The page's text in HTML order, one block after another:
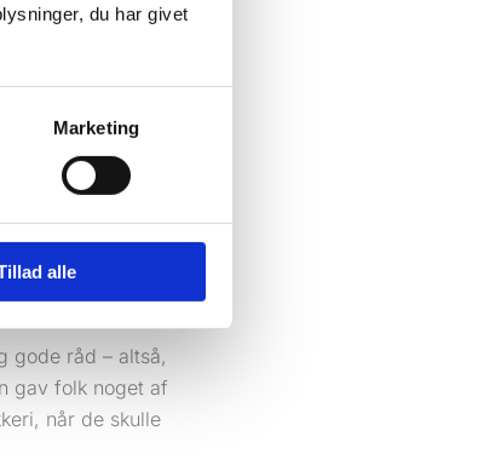
du har givet
Marketing
alle
Franklin. I
opmærksomhed
gode råd – altså,
gav folk noget af
når de skulle